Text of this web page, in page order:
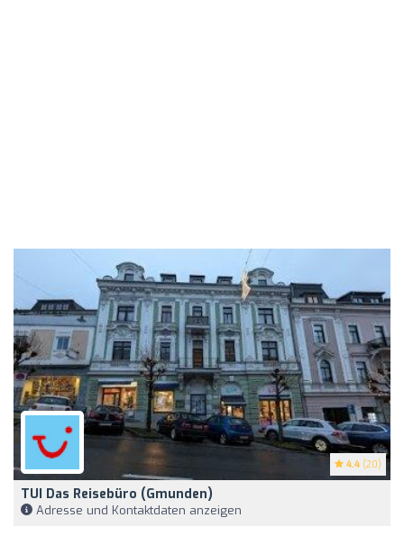
4.4 (20)
TUI Das Reisebüro (Gmunden)
Adresse und Kontaktdaten anzeigen